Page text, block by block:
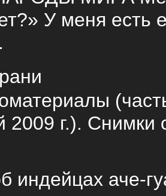
У меня есть
2009 г.). Снимки
индейцах аче-